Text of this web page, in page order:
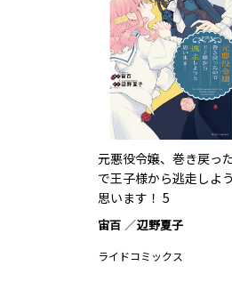
元悪役令嬢、巻き戻っ
で王子様から逃走しよ
思います！ 5
宙百 辺野夏子
ライドコミックス